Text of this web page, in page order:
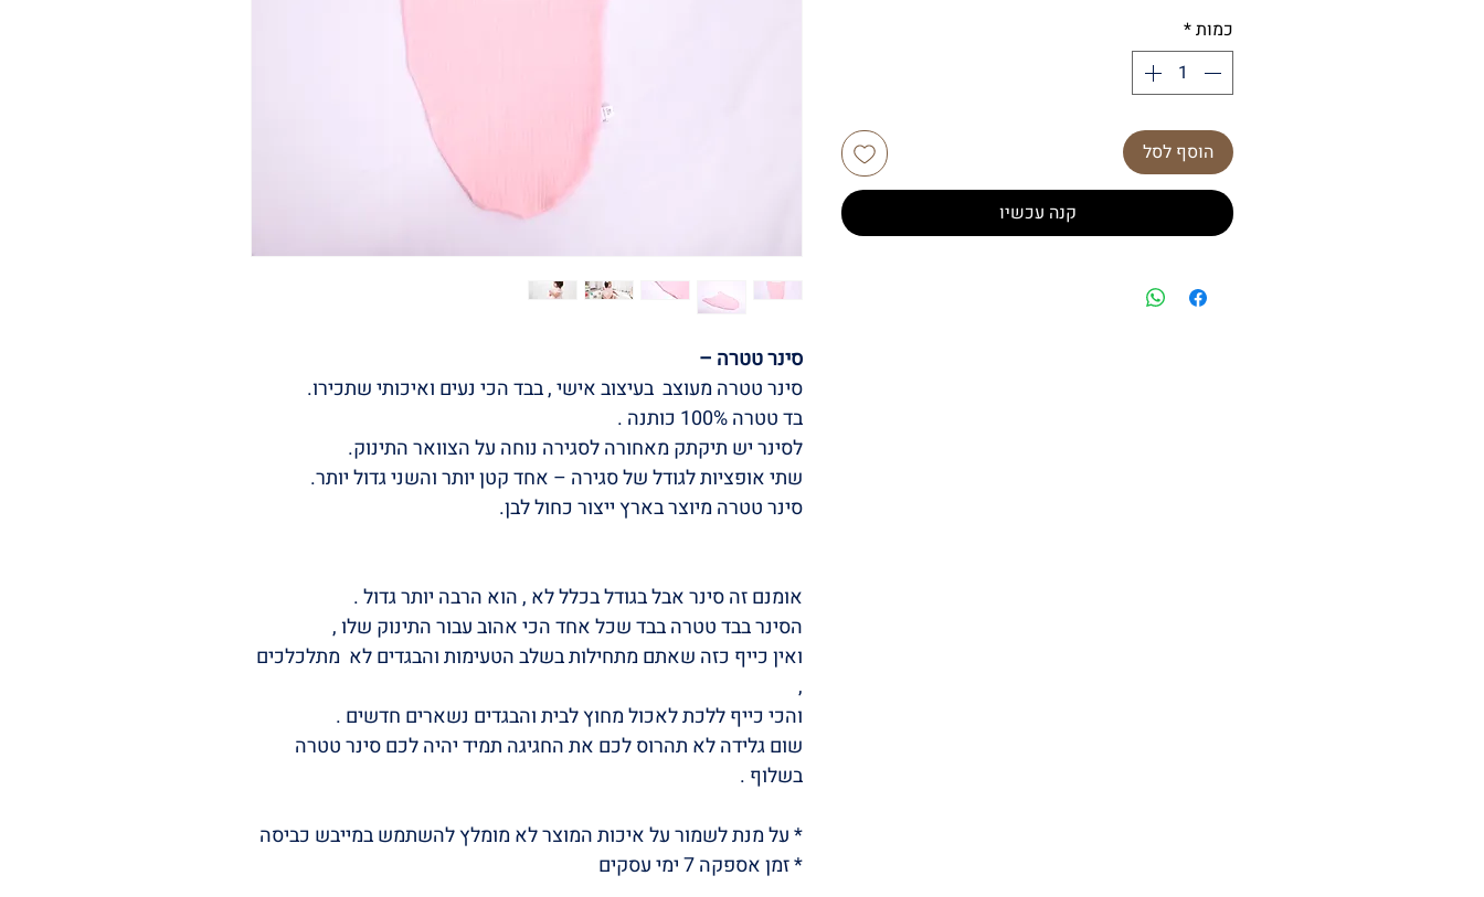
סינר טטרה –
סינר טטרה מעוצב בעיצוב אישי , בבד הכי נעים ואיכותי שתכירו.
בד טטרה 100% כותנה .
לסינר יש תיקתק מאחורה לסגירה נוחה על הצוואר התינוק.
שתי אופציות לגודל של סגירה – אחד קטן יותר והשני גדול יותר.
סינר טטרה מיוצר בארץ ייצור כחול לבן.
אומנם זה סינר אבל בגודל בכלל לא , הוא הרבה יותר גדול .
הסינר בבד טטרה בבד שכל אחד הכי אהוב עבור התינוק שלו ,
ואין כייף כזה שאתם מתחילות בשלב הטעימות והבגדים לא מתלכלכים
,
והכי כייף ללכת לאכול מחוץ לבית והבגדים נשארים חדשים .
שום גלידה לא תהרוס לכם את החגיגה תמיד יהיה לכם סינר טטרה
בשלוף .
* על מנת לשמור על איכות המוצר לא מומלץ להשתמש במייבש כביסה
* זמן אספקה 7 ימי עסקים
כמות*
הוסף לסל
קנה עכשיו